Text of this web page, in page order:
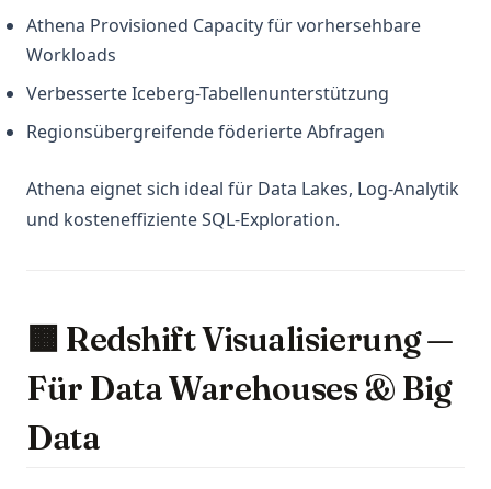
Athena Provisioned Capacity für vorhersehbare
Workloads
Verbesserte Iceberg-Tabellenunterstützung
Regionsübergreifende föderierte Abfragen
Athena eignet sich ideal für Data Lakes, Log-Analytik
und kosteneffiziente SQL-Exploration.
🟧 Redshift Visualisierung —
Für Data Warehouses & Big
Data